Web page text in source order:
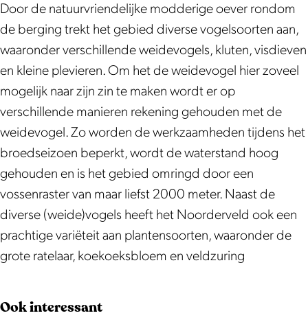
e
r
v
e
d
r
d
e
r
v
e
l
d
Door de natuurvriendelijke modderige oever rondom
de berging trekt het gebied diverse vogelsoorten aan,
waaronder verschillende weidevogels, kluten, visdieven
en kleine plevieren. Om het de weidevogel hier zoveel
mogelijk naar zijn zin te maken wordt er op
verschillende manieren rekening gehouden met de
weidevogel. Zo worden de werkzaamheden tijdens het
broedseizoen beperkt, wordt de waterstand hoog
gehouden en is het gebied omringd door een
vossenraster van maar liefst 2000 meter. Naast de
diverse (weide)vogels heeft het Noorderveld ook een
prachtige variëteit aan plantensoorten, waaronder de
grote ratelaar, koekoeksbloem en veldzuring
Ook interessant